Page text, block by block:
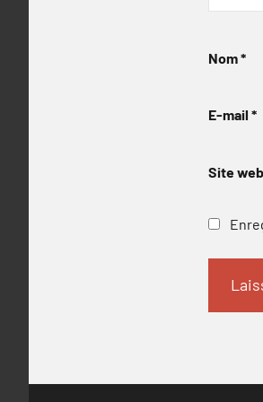
Nom*
E-mail *
Site web